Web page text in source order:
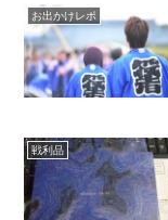
お出かけレポ
戦利品